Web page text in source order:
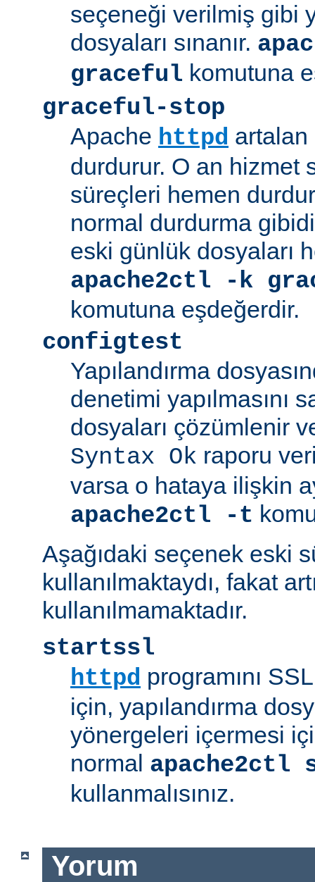
seçeneği verilmiş gibi
dosyaları sınanır.
graceful komutuna
graceful-stop
Apache httpd
durdurur. O an hizmet
süreçleri hemen
normal durdurma
eski günlük dosyaları
apache2ctl -k
komutuna eşdeğerdir.
configtest
Yapılandırma
denetimi yapılmasını
dosyaları çözümlenir
Syntax Ok raporu
varsa o hataya ilişkin
apache2ctl -t
Aşağıdaki seçenek eski
kullanılmaktaydı, fakat
kullanılmamaktadır.
startssl
httpd programını
için, yapılandırma
yönergeleri içermesi
normal apache2ctl
kullanmalısınız.
Yorum